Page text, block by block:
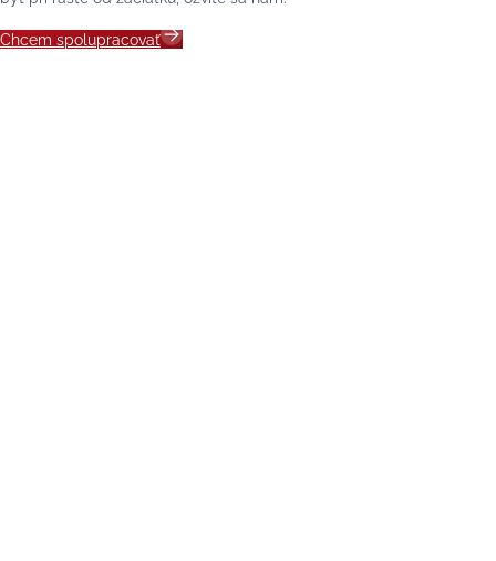
Chcem spolupracovať